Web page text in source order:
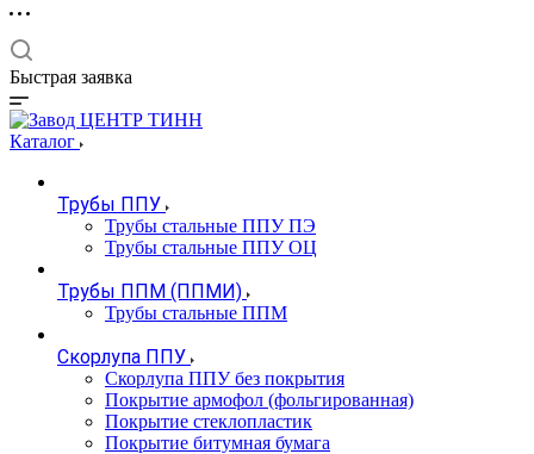
Быстрая заявка
Каталог
Трубы ППУ
Трубы стальные ППУ ПЭ
Трубы стальные ППУ ОЦ
Трубы ППМ (ППМИ)
Трубы стальные ППМ
Скорлупа ППУ
Скорлупа ППУ без покрытия
Покрытие армофол (фольгированная)
Покрытие стеклопластик
Покрытие битумная бумага